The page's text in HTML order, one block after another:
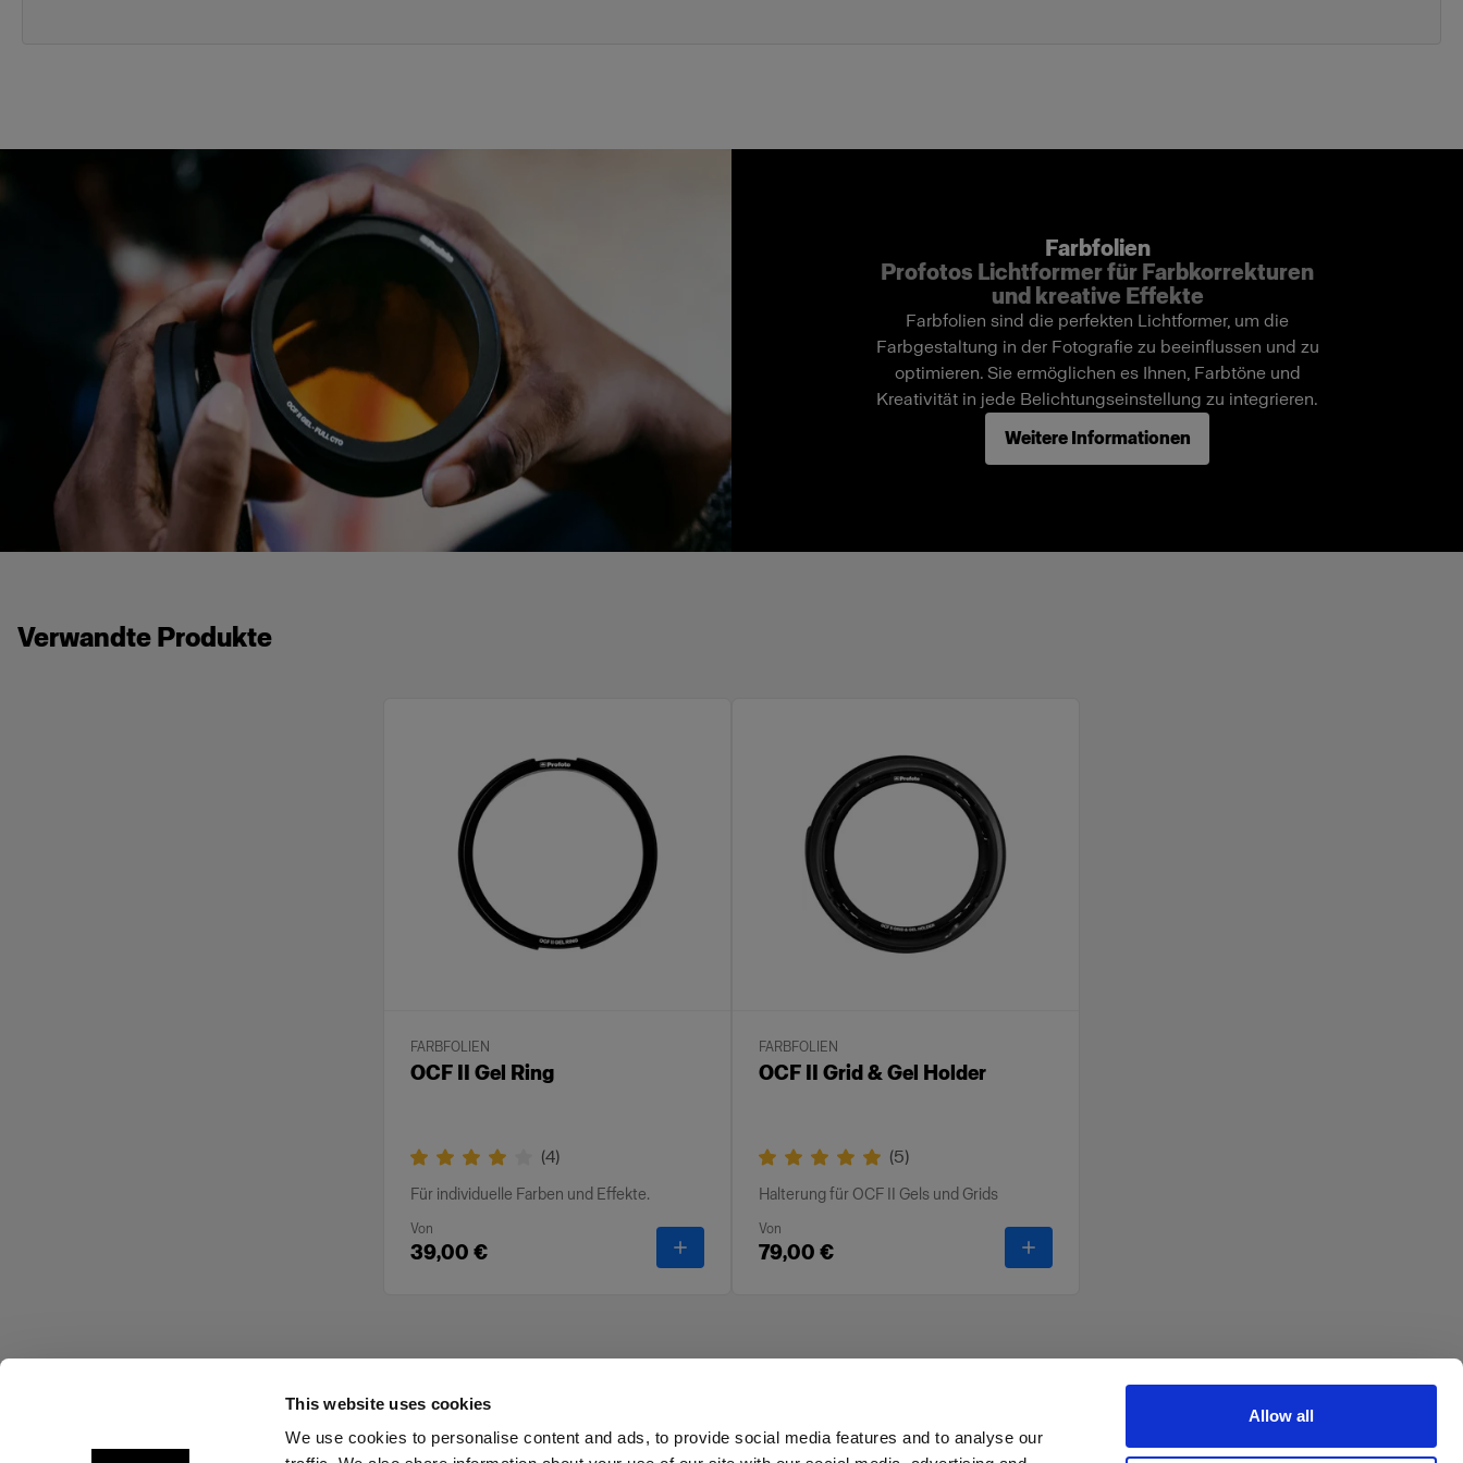
This website uses cookies
We use cookies to personalise content and ads, to provide social media features and to analyse our
Allow all
Farbfolien
Profotos Lichtformer für Farbkorrekturen
und kreative Effekte
Farbfolien sind die perfekten Lichtformer, um die
Farbgestaltung in der Fotografie zu beeinflussen und zu
optimieren. Sie ermöglichen es Ihnen, Farbtöne und
Kreativität in jede Belichtungseinstellung zu integrieren.
Weitere Informationen
Verwandte Produkte
FARBFOLIEN
OCF II Gel Ring
(4)
Für individuelle Farben und Effekte.
Von
39,00 € OCF II Gel Ring
FARBFOLIEN
OCF II Grid & Gel Holder
(5)
Halterung für OCF II Gels und Grids
Von
79,00 €